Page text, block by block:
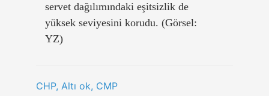
servet dağılımındaki eşitsizlik de
yüksek seviyesini korudu. (Görsel:
YZ)
CHP, Altı ok, CMP